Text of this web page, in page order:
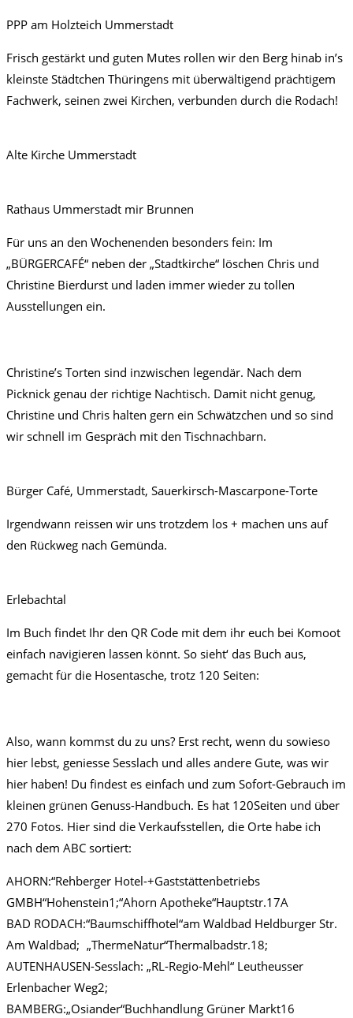
PPP am Holzteich Ummerstadt
Frisch gestärkt und guten Mutes rollen wir den Berg hinab in’s
kleinste Städtchen Thüringens mit überwältigend prächtigem
Fachwerk, seinen zwei Kirchen, verbunden durch die Rodach!
Alte Kirche Ummerstadt
Rathaus Ummerstadt mir Brunnen
Für uns an den Wochenenden besonders fein: Im
„BÜRGERCAFÉ“ neben der „Stadtkirche“ löschen Chris und
Christine Bierdurst und laden immer wieder zu tollen
Ausstellungen ein.
Christine’s Torten sind inzwischen legendär. Nach dem
Picknick genau der richtige Nachtisch. Damit nicht genug,
Christine und Chris halten gern ein Schwätzchen und so sind
wir schnell im Gespräch mit den Tischnachbarn.
Bürger Café, Ummerstadt, Sauerkirsch-Mascarpone-Torte
Irgendwann reissen wir uns trotzdem los + machen uns auf
den Rückweg nach Gemünda.
Erlebachtal
Im Buch findet Ihr den QR Code mit dem ihr euch bei Komoot
einfach navigieren lassen könnt. So sieht‘ das Buch aus,
gemacht für die Hosentasche, trotz 120 Seiten:
Also, wann kommst du zu uns? Erst recht, wenn du sowieso
hier lebst, geniesse Sesslach und alles andere Gute, was wir
hier haben! Du findest es einfach und zum Sofort-Gebrauch im
kleinen grünen Genuss-Handbuch. Es hat 120Seiten und über
270 Fotos. Hier sind die Verkaufsstellen, die Orte habe ich
nach dem ABC sortiert:
AHORN:“Rehberger Hotel-+Gaststättenbetriebs
GMBH“Hohenstein1;“Ahorn Apotheke“Hauptstr.17A
BAD RODACH:“Baumschiffhotel“am Waldbad Heldburger Str.
Am Waldbad; „ThermeNatur“Thermalbadstr.18;
AUTENHAUSEN-Sesslach: „RL-Regio-Mehl“ Leutheusser
Erlenbacher Weg2;
BAMBERG:„Osiander“Buchhandlung Grüner Markt16